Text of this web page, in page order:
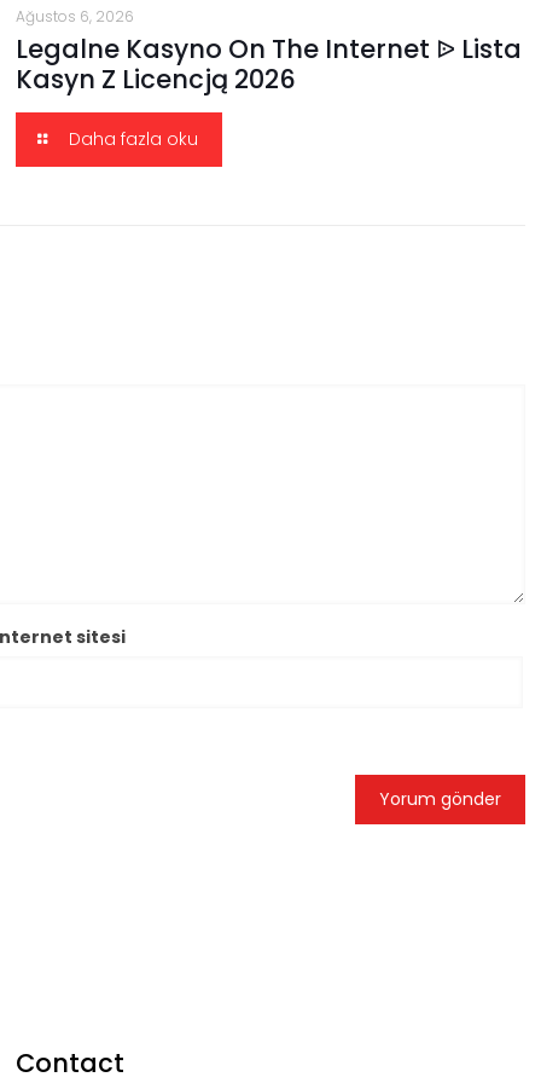
Ağustos 6, 2026
Legalne Kasyno On The Internet ᐉ Lista
Kasyn Z Licencją 2026
Daha fazla oku
sitesi
Contact